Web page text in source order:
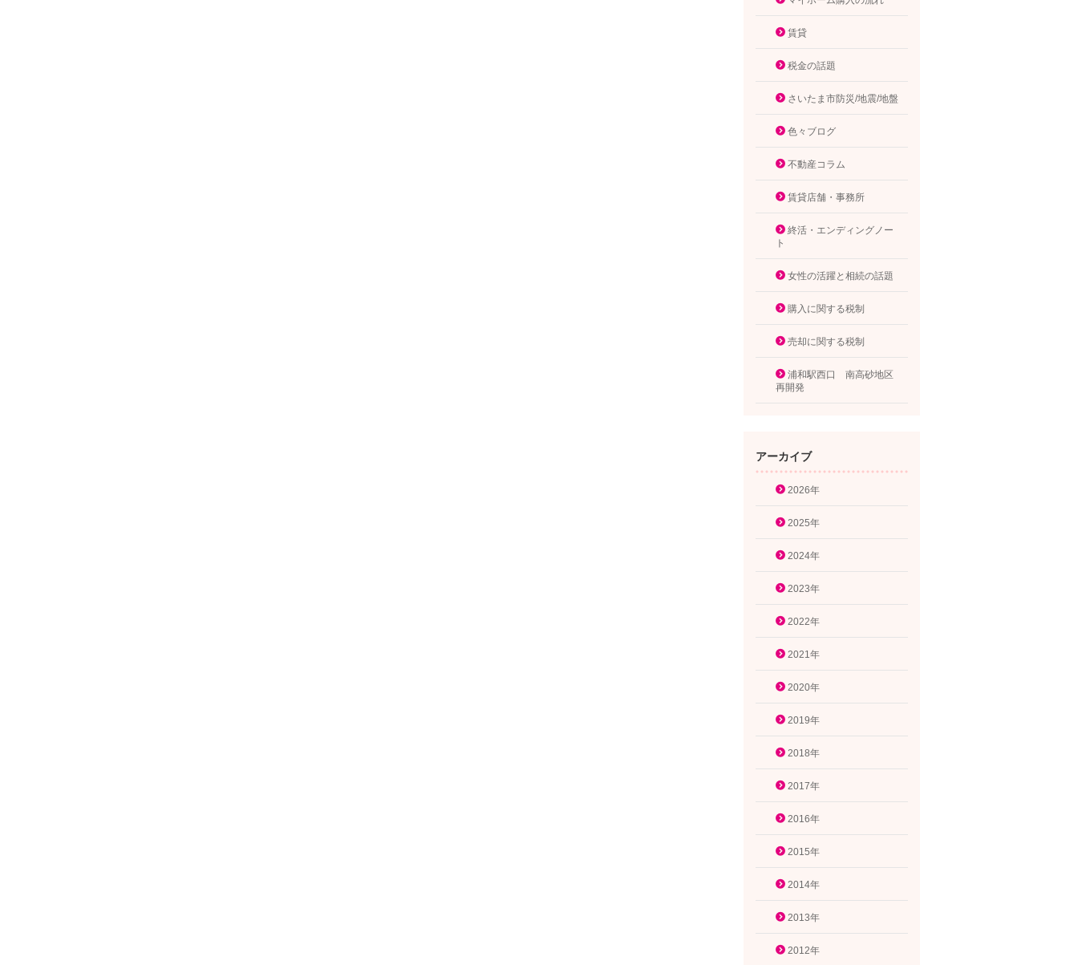
賃貸
税金の話題
さいたま市防災/地震/地盤
色々ブログ
不動産コラム
賃貸店舗・事務所
終活・エンディングノー
ト
女性の活躍と相続の話題
購入に関する税制
売却に関する税制
浦和駅西口 南高砂地区
再開発
アーカイブ
2026年
2025年
2024年
2023年
2022年
2021年
2020年
2019年
2018年
2017年
2016年
2015年
2014年
2013年
2012年